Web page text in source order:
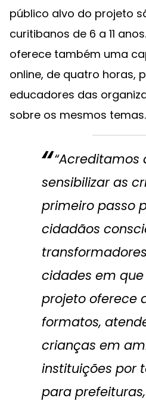
público alvo do projeto
curitibanos de 6 a 11
oferece também uma
online, de quatro horas,
educadores das
sobre os mesmos temas.
“Acreditamos
sensibilizar as
primeiro passo
cidadãos
cidades em que
projeto oferece
formatos,
crianças em
instituições por
para